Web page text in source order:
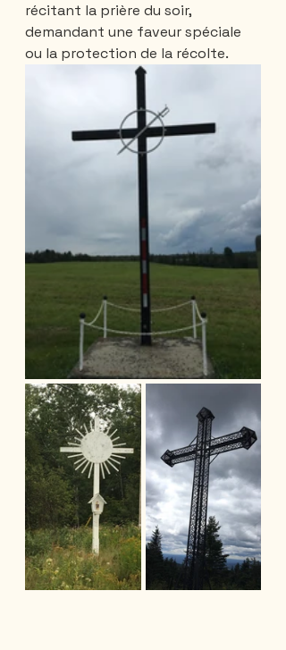
récitant la prière du soir,
demandant une faveur spéciale
ou la protection de la récolte.